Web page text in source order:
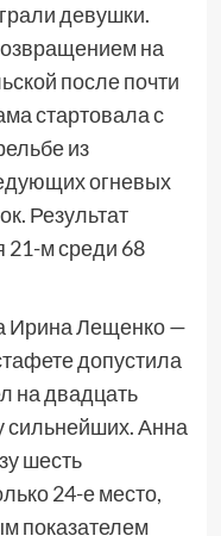
девушки.
на
после почти
стартовала с
из
огневых
Результат
м среди 68
Ирина Лещенко —
допустила
на двадцать
сильнейших. Анна
шесть
24-е место,
показателем